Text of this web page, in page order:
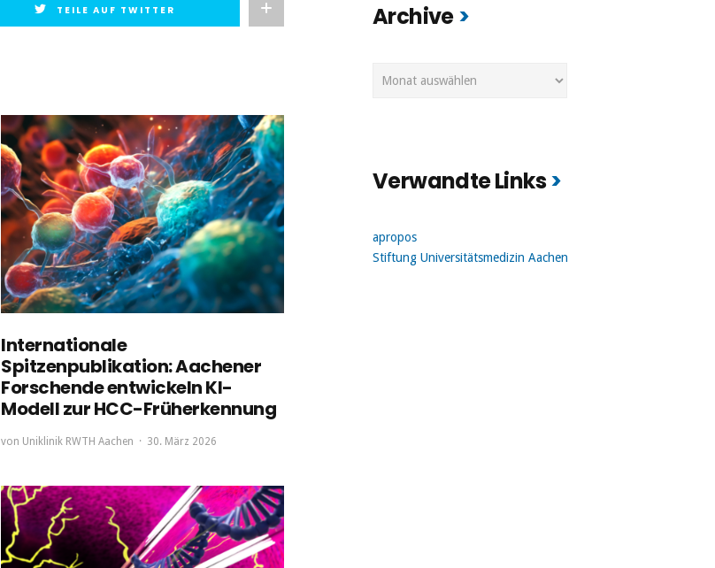
TEILE AUF TWITTER
Internationale
Spitzenpublikation: Aachener
Forschende entwickeln KI-
Modell zur HCC-Früherkennung
von Uniklinik RWTH Aachen 30. März 2026
Archive
Verwandte Links
apropos
Stiftung Universitätsmedizin Aachen